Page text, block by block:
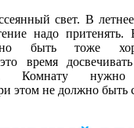
свет. В
надо
быть тоже
время
Комнату нужно
этом не должно быть